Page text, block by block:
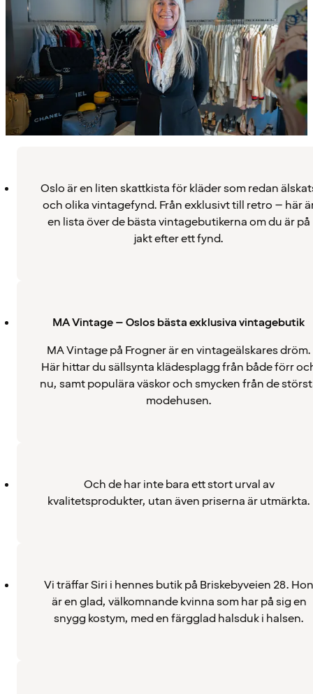
Oslo är en liten skattkista för kläder som redan
och olika vintagefynd. Från exklusivt till retro – här
en lista över de bästa vintagebutikerna om du är på
jakt efter ett fynd.
MA Vintage – Oslos bästa exklusiva vintagebutik
MA Vintage på Frogner är en vintageälskares dröm.
Här hittar du sällsynta klädesplagg från både förr
nu, samt populära väskor och smycken från de
modehusen.
Och de har inte bara ett stort urval av
kvalitetsprodukter, utan även priserna är utmärkta.
Vi träffar Siri i hennes butik på Briskebyveien 28. Hon
är en glad, välkomnande kvinna som har på sig en
snygg kostym, med en färgglad halsduk i halsen.